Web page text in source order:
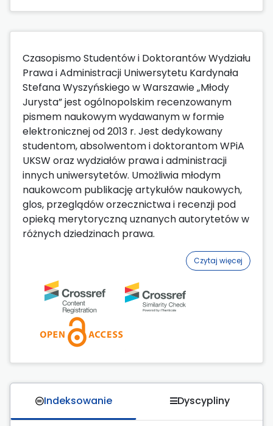
Czasopismo Studentów i Doktorantów Wydziału
Prawa i Administracji Uniwersytetu Kardynała
Stefana Wyszyńskiego w Warszawie „Młody
Jurysta” jest ogólnopolskim recenzowanym
pismem naukowym wydawanym w formie
elektronicznej od 2013 r. Jest dedykowany
studentom, absolwentom i doktorantom WPiA
UKSW oraz wydziałów prawa i administracji
innych uniwersytetów. Umożliwia młodym
naukowcom publikację artykułów naukowych,
glos, przeglądów orzecznictwa i recenzji pod
opieką merytoryczną uznanych autorytetów w
różnych dziedzinach prawa.
Czytaj więcej
Indeksowanie Dyscypliny